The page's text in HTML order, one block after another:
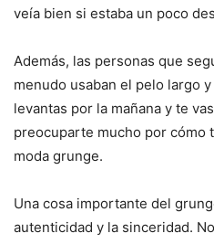
veía bien si estaba un poco
Además, las personas que
menudo usaban el pelo largo
levantas por la mañana y te
preocuparte mucho por cómo
moda grunge.
Una cosa importante del
autenticidad y la sinceridad.